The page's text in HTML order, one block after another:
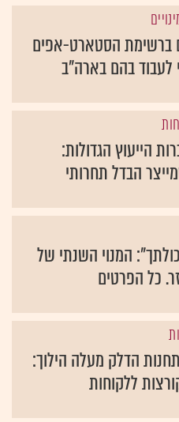
ברשימת הסטארט-אפים
לעבוד בהם בארה"ב
הייעוץ הגדולות:
הבדל תחרותי
המנוי השנתי של
כל הפרטים
הדלק מעלה הילוך:
ללקוחות